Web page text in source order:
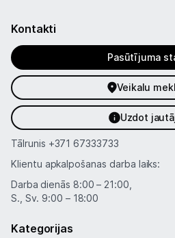
Kontakti
Pasūtījuma
Veikalu
Uzdot
Tālrunis +371 67333733
Klientu apkalpošanas darba laiks:
Darba dienās 8:00 – 21:00,
S., Sv. 9:00 – 18:00
Kategorijas